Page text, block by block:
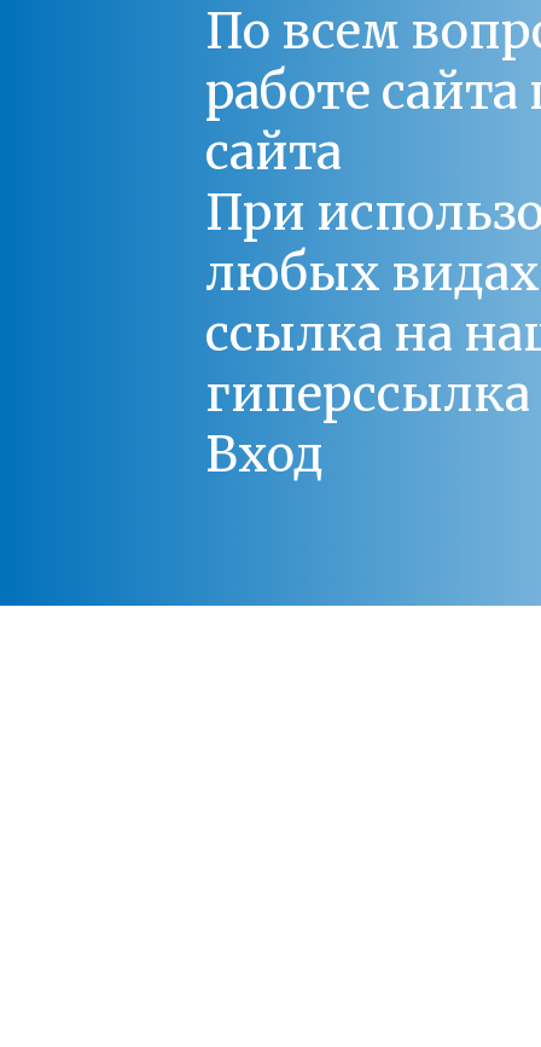
По всем
работе
сайта
При
любых
ссылка на
Вход